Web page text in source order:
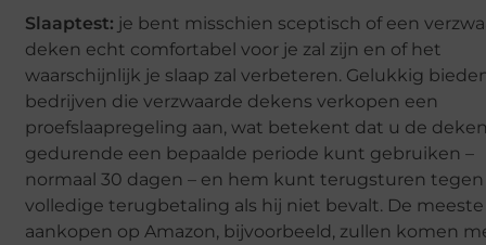
Slaaptest: je bent misschien sceptisch of een
deken echt comfortabel voor je zal zijn en of het
waarschijnlijk je slaap zal verbeteren. Gelukkig
bedrijven die verzwaarde dekens verkopen een
proefslaapregeling aan, wat betekent dat u de
gedurende een bepaalde periode kunt gebruiken –
normaal 30 dagen – en hem kunt terugsturen tegen
volledige terugbetaling als hij niet bevalt. De meeste
aankopen op Amazon, bijvoorbeeld, zullen komen